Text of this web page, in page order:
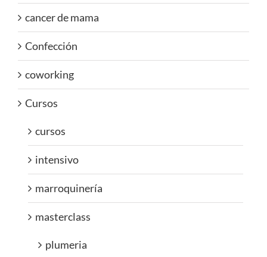
cancer de mama
Confección
coworking
Cursos
cursos
intensivo
marroquinería
masterclass
plumeria